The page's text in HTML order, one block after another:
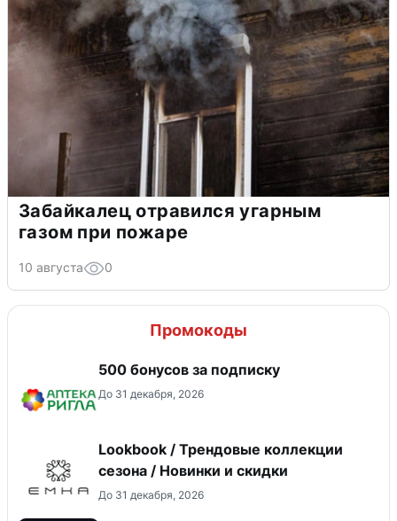
Забайкалец отравился угарным
газом при пожаре
10 августа 0
Промокоды
500 бонусов за подписку
До 31 декабря, 2026
Lookbook / Трендовые коллекции
сезона / Новинки и скидки
До 31 декабря, 2026